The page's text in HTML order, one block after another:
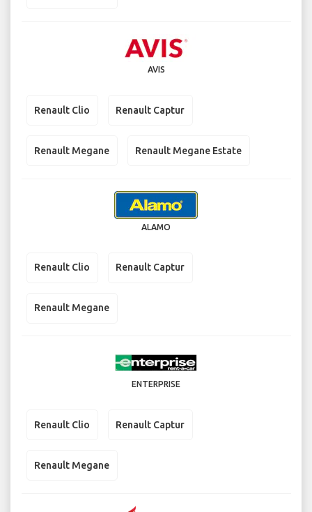
AVIS
Renault Clio Renault Captur
Renault Megane Renault Megane Estate
ALAMO
Renault Clio Renault Captur
Renault Megane
ENTERPRISE
Renault Clio Renault Captur
Renault Megane